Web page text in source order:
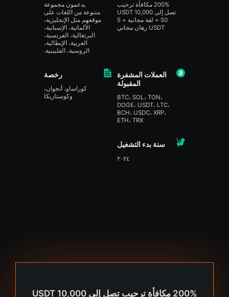
200% مكافأة ترحيب
تصل إلى 10,000 USDT
+ 50 لفة مجانية + 5
USDT رهان مجاني
يدعمون مجموعة
متنوعة من اللغات على
موقعهم مثل الإنجليزية،
الألمانية، الإسبانية،
البرتغالية، الفرنسية،
العربية، الإيطالية،
الروسية، الفلبينية.
العملات المشفرة
المقبولة
BTC، SOL، TON،
DOGE، USDT، LTC،
BCH، USDC، XRP،
ETH، TRX
رخصة
كوراساو، أنجوان،
وكوستاريكا
سنة بدء التشغيل
٢٠٢٤
200% مكافأة ترحيب تصل إلى 10,000 USDT